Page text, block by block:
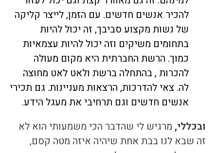
להכיר אנשים חדשים. עם הזמן, לייצר קליקה
של נשות מקצוע סביבך, זה יכול להיות
בתחומים משיקים וזה יכול להיות עצמאיות
כמוך. הרשת החברתית היא מקום מעולה
להכרות , בהתחלה ברשת ולאט לאט מחוצה
לה. צאי להדרכות, הרצאות מעניינות. גם תכירי
אנשים חדשים וגם תרחיבי את מעגל הידע.
ובכללי, מרגיש לי שהדבר הכי משמעותי הוא לא
זה שבא לנו בבת אחת שיהיה איזה מטה קסם,